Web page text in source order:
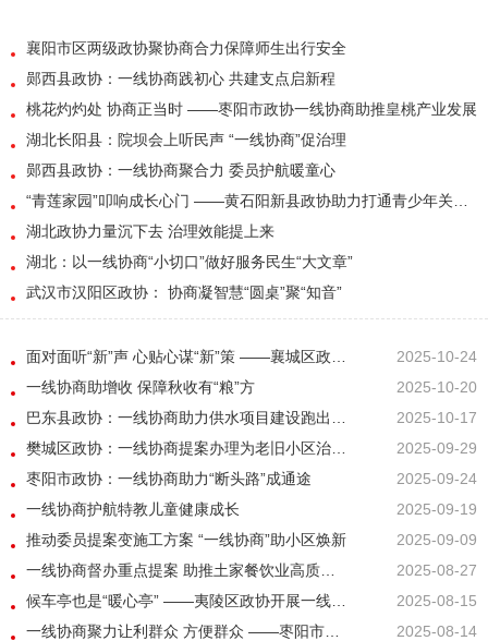
襄阳市区两级政协聚协商合力保障师生出行安全
郧西县政协：一线协商践初心 共建支点启新程
桃花灼灼处 协商正当时 ——枣阳市政协一线协商助推皇桃产业发展
湖北长阳县：院坝会上听民声 “一线协商”促治理
郧西县政协：一线协商聚合力 委员护航暖童心
“青莲家园”叩响成长心门 ——黄石阳新县政协助力打通青少年关爱“最后一公里”
湖北政协力量沉下去 治理效能提上来
湖北：以一线协商“小切口”做好服务民生“大文章”
武汉市汉阳区政协： 协商凝智慧“圆桌”聚“知音”
面对面听“新”声 心贴心谋“新”策 ——襄城区政协开展“新就业群体服务阵地建设”专题调研
2025-10-24
一线协商助增收 保障秋收有“粮”方
2025-10-20
巴东县政协：一线协商助力供水项目建设跑出“加速度”
2025-10-17
樊城区政协：一线协商提案办理为老旧小区治理注入“源头活水”
2025-09-29
枣阳市政协：一线协商助力“断头路”成通途
2025-09-24
一线协商护航特教儿童健康成长
2025-09-19
推动委员提案变施工方案 “一线协商”助小区焕新
2025-09-09
一线协商督办重点提案 助推土家餐饮业高质量发展
2025-08-27
候车亭也是“暖心亭” ——夷陵区政协开展一线协商助力建成候车亭
2025-08-15
一线协商聚力让利群众 方便群众 ——枣阳市政协开展农村空巢户水表报停“一线协商”活动
2025-08-14